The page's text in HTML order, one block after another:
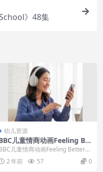
》48集
幼儿资源
儿童情商动画Feeling Bet
让上孩子学会做情绪的主
儿童情商动画Feeling Better让
上孩子学会做情绪的主人，第一季
...2 年前 57 0